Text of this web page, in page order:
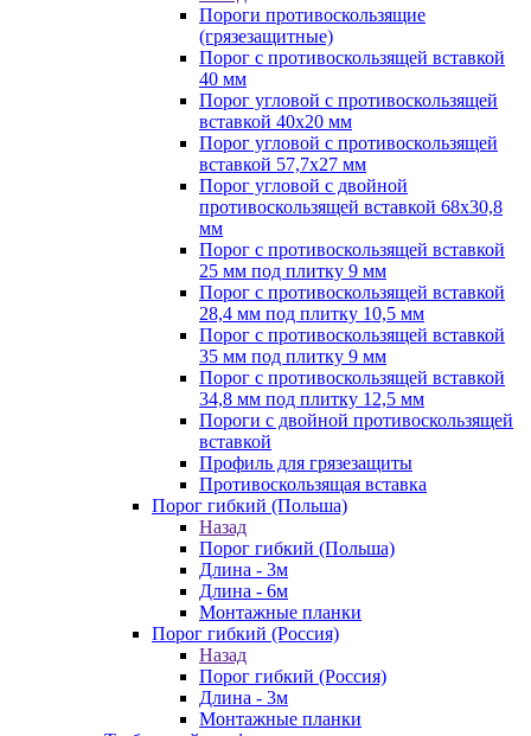
Пороги противоскользящие
(грязезащитные)
Порог с противоскользящей вставкой
40 мм
Порог угловой с противоскользящей
вставкой 40х20 мм
Порог угловой с противоскользящей
вставкой 57,7х27 мм
Порог угловой с двойной
противоскользящей вставкой 68х30,8
мм
Порог с противоскользящей вставкой
25 мм под плитку 9 мм
Порог с противоскользящей вставкой
28,4 мм под плитку 10,5 мм
Порог с противоскользящей вставкой
35 мм под плитку 9 мм
Порог с противоскользящей вставкой
34,8 мм под плитку 12,5 мм
Пороги с двойной противоскользящей
вставкой
Профиль для грязезащиты
Противоскользящая вставка
Порог гибкий (Польша)
Назад
Порог гибкий (Польша)
Длина - 3м
Длина - 6м
Монтажные планки
Порог гибкий (Россия)
Назад
Порог гибкий (Россия)
Длина - 3м
Монтажные планки